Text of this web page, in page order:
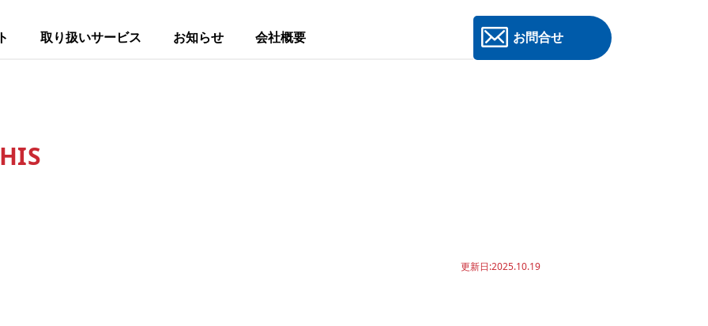
取り扱いサービス お知らせ 会社概要 お問合せ
更新日:2025.10.19